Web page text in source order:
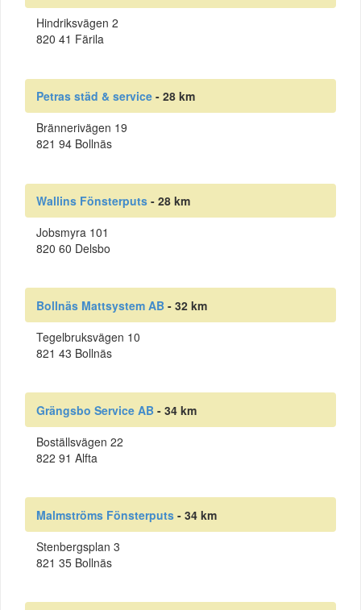
Hindriksvägen 2
820 41 Färila
Petras städ & service - 28 km
Brännerivägen 19
821 94 Bollnäs
Wallins Fönsterputs - 28 km
Jobsmyra 101
820 60 Delsbo
Bollnäs Mattsystem AB - 32 km
Tegelbruksvägen 10
821 43 Bollnäs
Grängsbo Service AB - 34 km
Boställsvägen 22
822 91 Alfta
Malmströms Fönsterputs - 34 km
Stenbergsplan 3
821 35 Bollnäs